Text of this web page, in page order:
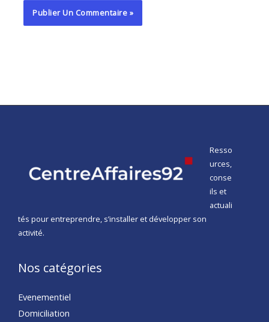
Resso
urces,
conse
ils et
actuali
tés pour entreprendre, s’installer et développer son
activité.
Nos catégories
Evenementiel
Domiciliation